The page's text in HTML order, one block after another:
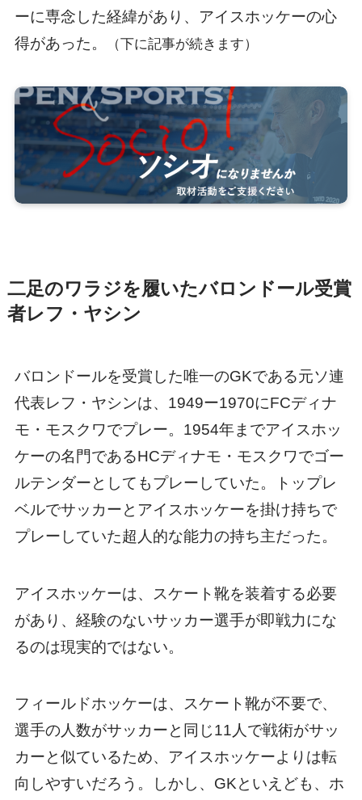
ーに専念した経緯があり、アイスホッケーの心
得があった。
（下に記事が続きます）
二足のワラジを履いたバロンドール受賞
者レフ・ヤシン
バロンドールを受賞した唯一のGKである元ソ連
代表レフ・ヤシンは、1949ー1970にFCディナ
モ・モスクワでプレー。1954年までアイスホッ
ケーの名門であるHCディナモ・モスクワでゴー
ルテンダーとしてもプレーしていた。トップレ
ベルでサッカーとアイスホッケーを掛け持ちで
プレーしていた超人的な能力の持ち主だった。
アイスホッケーは、スケート靴を装着する必要
があり、経験のないサッカー選手が即戦力にな
るのは現実的ではない。
フィールドホッケーは、スケート靴が不要で、
選手の人数がサッカーと同じ11人で戦術がサッ
カーと似ているため、アイスホッケーよりは転
向しやすいだろう。しかし、GKといえども、ホ